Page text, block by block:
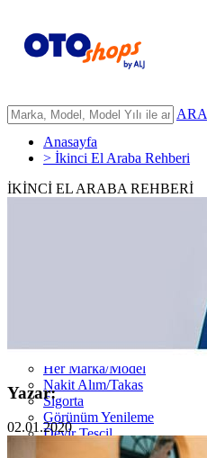
ARA
Garanti ve 7/24 Yol Yardımı
14 Günde Değişim
Her Marka/Model
Nakit Alım/Takas
Sigorta
Görünüm Yenileme
Devir Tescil
Otoshops Mobil
Anasayfa
> İkinci El Araba Rehberi
İKİNCİ EL ARABA REHBERİ
Yazar:
02.01.2020